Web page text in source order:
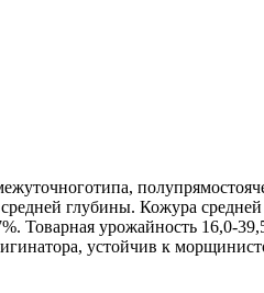
глубины. Кожура
Товарная урожайность 16,0-
устойчив к